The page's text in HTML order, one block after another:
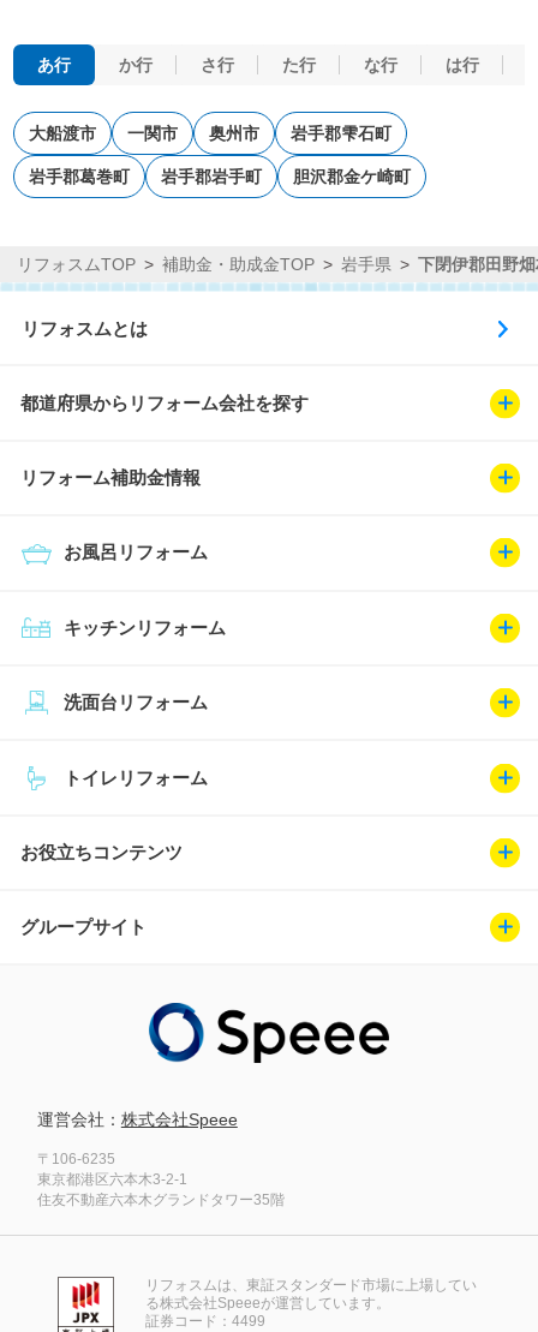
あ行 か行 さ行 た行 な行 は行
大船渡市 一関市 奥州市 岩手郡雫石町
岩手郡葛巻町 岩手郡岩手町 胆沢郡金ケ崎町
リフォスムTOP 補助金・助成金TOP 岩手県 下閉伊郡田野
リフォスムとは
都道府県からリフォーム会社を探す
リフォーム補助金情報
キッチンリフォーム
お風呂リフォーム
トイレリフォーム
洗面台リフォーム
お役立ちコンテンツ
グループサイト
運営会社： 株式会社Speee
〒106-6235
東京都港区六本木3-2-1
住友不動産六本木グランドタワー35階
リフォスムは、東証スタンダード市場に上場してい
る株式会社Speeeが運営しています。
証券コード：4499